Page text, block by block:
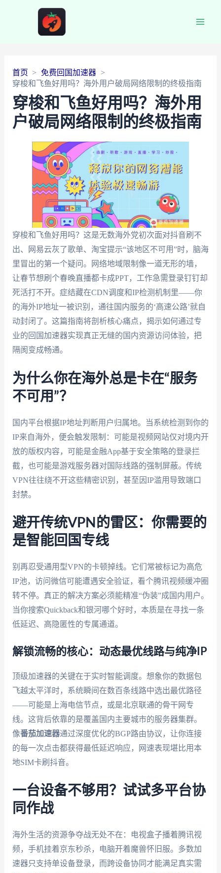
首页
免费回国加速器
穿梭和飞鱼好用吗？海外用户破局网络限制的终极指南
穿梭和飞鱼好用吗？海外用
户破局网络限制的终极指南
穿梭和飞鱼好用吗？这是无数海外党初次面对抖音刷不
出、网易云灰了歌单、淘宝提示“该地区不可用”时，脑海
里冒出的第一个疑问。网络地域限制像一道无形的墙，
让春节想刷个春晚直播都卡成PPT，工作急需登录钉钉却
死活打不开。症结藏在CDN调度和IP检测机制里——你
的海外IP地址一被识别，通往国内服务的‘高速公路’就自
动封闭了。这篇指南将剖析核心痛点，揭示如何通过专
业的回国加速器实现真正无缝的国内资源访问体验，把
隔阂变成畅通。
为什么你在海外总是卡在“服务
不可用”？
国内平台根据IP地址判断用户归属地。当系统检测到你的
IP来自海外，便会触发限制：可能是视频网站仅对境内开
放的版权内容，可能是金融App基于安全策略的登录拦
截，也可能是游戏服务器对国际线路的强制屏蔽。传统
VPN往往绕不开这些精密识别，甚至因IP滥用导致端口
封禁。
避开传统VPN的雷区：你需要的
是智能回国专线
别再忍受通用型VPN的卡顿掉线。它们常被标记为高危
IP池，访问微信可能遭遇安全验证，看个腾讯视频缓冲圈
转不停。真正的解决方案必须能精准“伪装”成国内用户。
当你搜索Quickback和银河哪个好时，本质是在寻找一条
低延迟、高隐匿性的专属通道。
解锁流畅的核心：动态最优线路与纯净IP
顶级加速器的关键在于实时智能调度。想象你的数据包
飞越太平洋时，系统瞬间在数百条线路中选出最优路径
——可能是上海电信节点，或是北京联通的骨干网专
线。这背后依靠的是覆盖国内主要城市的服务器集群。
像番茄加速器通过深度优化的BGP路由协议，让你连接
的每一次点击都获得最低延迟响应，网速表现堪比用本
地SIM卡刷抖音。
一台设备不够用？试试多平台协
同作战
海外生活的资源争夺战无处不在：电视盒子播着腾讯视
频，手机挂着京东秒杀，电脑开着魔兽怀旧服。多数加
速器只支持单设备登录，而跨设备协同才能满足真实需